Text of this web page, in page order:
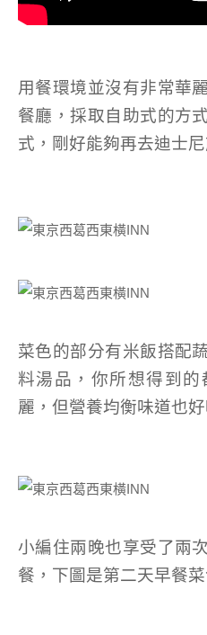
用餐環境並沒有非常華
餐廳，採取自助式的方
式，剛好能夠再去迪士尼
菜色的部分有米飯搭配
料湯品，你所想得到
麗，但營養均衡味道也
小編住兩晚也享受了兩
餐，下圖是第二天早餐菜